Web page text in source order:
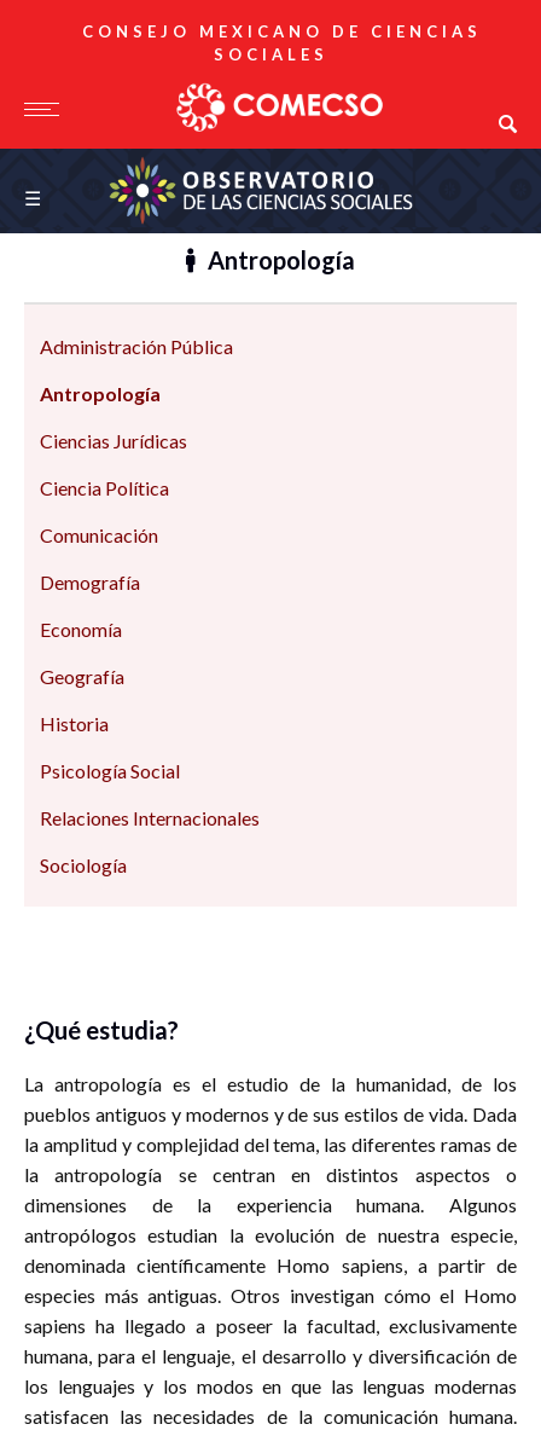
CONSEJO MEXICANO DE CIENCIAS
SOCIALES
Observatorio de las Ciencias Sociales
☰
Administración Pública
Antropología
Ciencias Jurídicas
Ciencia Política
Comunicación
Demografía
Economía
Geografía
Historia
Psicología Social
Relaciones Internacionales
Sociología
Antropología
¿Qué estudia?
La antropología es el estudio de la humanidad, de los
pueblos antiguos y modernos y de sus estilos de vida. Dada
la amplitud y complejidad del tema, las diferentes ramas de
la antropología se centran en distintos aspectos o
dimensiones de la experiencia humana. Algunos
antropólogos estudian la evolución de nuestra especie,
denominada científicamente Homo sapiens, a partir de
especies más antiguas. Otros investigan cómo el Homo
sapiens ha llegado a poseer la facultad, exclusivamente
humana, para el lenguaje, el desarrollo y diversificación de
los lenguajes y los modos en que las lenguas modernas
satisfacen las necesidades de la comunicación humana.